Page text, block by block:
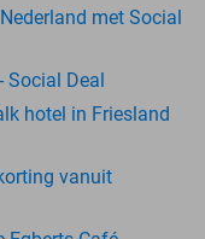
met Social
Social Deal
hotel in Friesland
vanuit